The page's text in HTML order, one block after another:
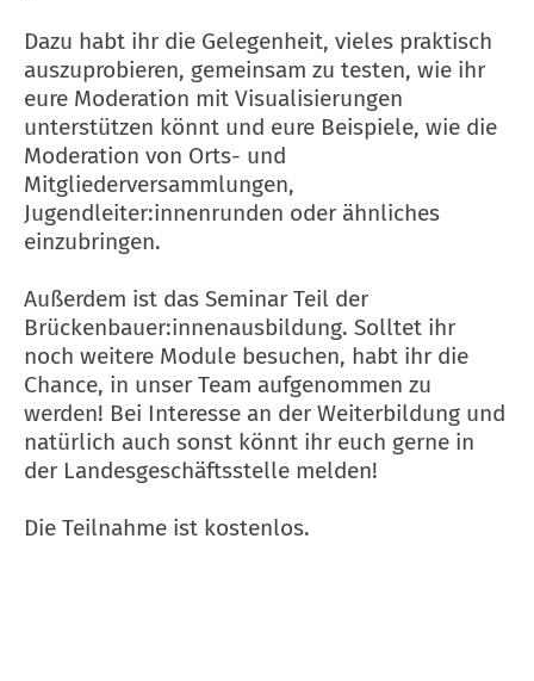
Dazu habt ihr die Gelegenheit, vieles praktisch
auszuprobieren, gemeinsam zu testen, wie ihr
eure Moderation mit Visualisierungen
unterstützen könnt und eure Beispiele, wie die
Moderation von Orts- und
Mitgliederversammlungen,
Jugendleiter:innenrunden oder ähnliches
einzubringen.
Außerdem ist das Seminar Teil der
Brückenbauer:innenausbildung. Solltet ihr
noch weitere Module besuchen, habt ihr die
Chance, in unser Team aufgenommen zu
werden! Bei Interesse an der Weiterbildung und
natürlich auch sonst könnt ihr euch gerne in
der Landesgeschäftsstelle melden!
Die Teilnahme ist kostenlos.